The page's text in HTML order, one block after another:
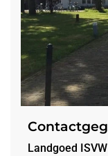
Landgoed ISVW